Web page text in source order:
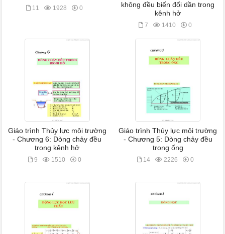
11 1928 0
không đều biến đổi dần trong
kênh hở
7 1410 0
Giáo trình Thủy lực môi trường
- Chương 6: Dòng chảy đều
trong kênh hở
9 1510 0
Giáo trình Thủy lực môi trường
- Chương 5: Dòng chảy đều
trong ống
14 2226 0